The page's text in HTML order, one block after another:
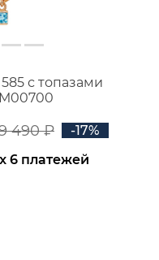
с топазами
490 ₽
-17%
6 платежей